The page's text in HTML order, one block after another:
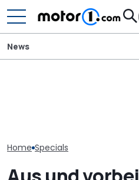
News
Home Specials